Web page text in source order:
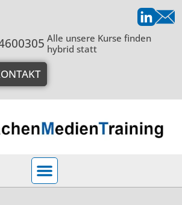
Alle unsere Kurse finden
hybrid statt